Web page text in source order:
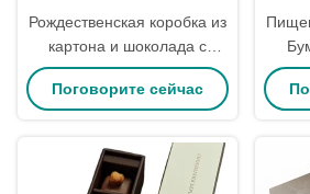
Рождественская коробка из
картона и шоколада с
магнитной застежкой
Поговорите сейчас